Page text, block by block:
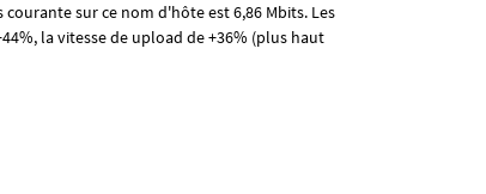
courante sur ce nom d'hôte est 6,86 Mbits. Les
la vitesse de upload de +36% (plus haut